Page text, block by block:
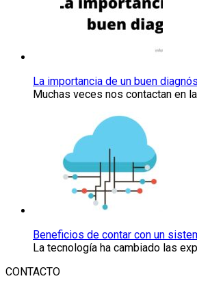
un
La importancia de un buen
Muchas veces nos contactan en
Beneficios de contar con un
La tecnología ha cambiado las
CONTACTO